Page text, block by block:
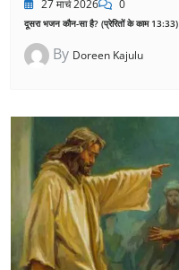
27 मार्च 2026 0
दूसरा भजन कौन-सा है? (प्रेरितों के काम 13:33)
By Doreen Kajulu